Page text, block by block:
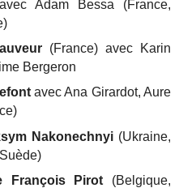
Adam Bessa (France,
(France) avec Karin
Bergeron
avec Ana Girardot, Aure
Nakonechnyi (Ukraine,
François Pirot (Belgique,